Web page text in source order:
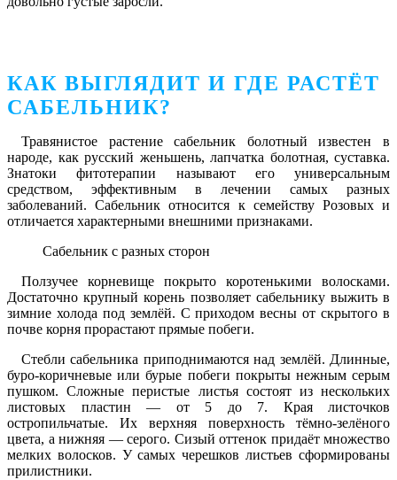
КАК ВЫГЛЯДИТ И ГДЕ РАСТЁТ
САБЕЛЬНИК?
Травянистое растение сабельник болотный известен в
народе, как русский женьшень, лапчатка болотная, суставка.
Знатоки фитотерапии называют его универсальным
средством, эффективным в лечении самых разных
заболеваний. Сабельник относится к семейству Розовых и
отличается характерными внешними признаками.
Сабельник с разных сторон
Ползучее корневище покрыто коротенькими волосками.
Достаточно крупный корень позволяет сабельнику выжить в
зимние холода под землёй. С приходом весны от скрытого в
почве корня прорастают прямые побеги.
Стебли сабельника приподнимаются над землёй. Длинные,
буро-коричневые или бурые побеги покрыты нежным серым
пушком. Сложные перистые листья состоят из нескольких
листовых пластин — от 5 до 7. Края листочков
остропильчатые. Их верхняя поверхность тёмно-зелёного
цвета, а нижняя — серого. Сизый оттенок придаёт множество
мелких волосков. У самых черешков листьев сформированы
прилистники.